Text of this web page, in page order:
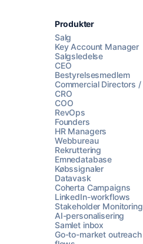
Produkter
Salg
Key Account Manager
Salgsledelse
CEO
Bestyrelsesmedlem
Commercial Directors /
CRO
COO
RevOps
Founders
HR Managers
Webbureau
Rekruttering
Emnedatabase
Købssignaler
Datavask
Coherta Campaigns
LinkedIn-workflows
Stakeholder Monitoring
AI-personalisering
Samlet inbox
Go-to-market outreach